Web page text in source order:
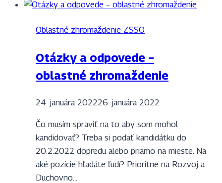
2025
Oblastné zhromaždenie ZSSO
Otázky a odpovede –
oblastné zhromaždenie
24. januára 202226. januára 2022
Čo musím spraviť na to aby som mohol
kandidovať? Treba si podať kandidátku do
20.2.2022 dopredu alebo priamo na mieste. Na
aké pozície hľadáte ľudí? Prioritne na Rozvoj a
Duchovno…